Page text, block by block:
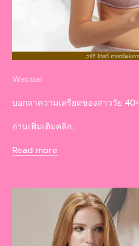
Wacoal
บอกลาความเครียดของสาววัย 40+
อ่านเพิ่มเติมคลิก..
Read more